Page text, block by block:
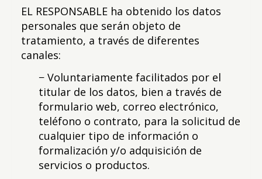
EL RESPONSABLE ha obtenido los datos
personales que serán objeto de
tratamiento, a través de diferentes
canales:
− Voluntariamente facilitados por el
titular de los datos, bien a través de
formulario web, correo electrónico,
teléfono o contrato, para la solicitud de
cualquier tipo de información o
formalización y/o adquisición de
servicios o productos.